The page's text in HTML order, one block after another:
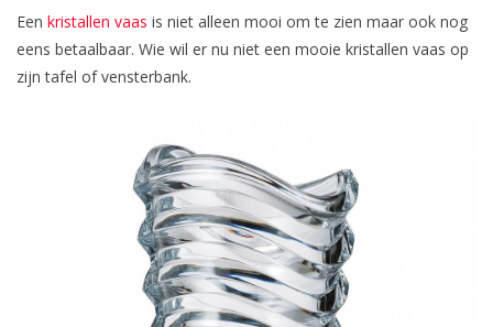
Een kristallen vaas is niet alleen mooi om te zien maar ook nog
eens betaalbaar. Wie wil er nu niet een mooie kristallen vaas op
zijn tafel of vensterbank.